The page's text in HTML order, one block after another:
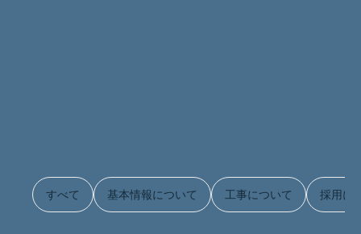
すべて 基本情報について 工事について 採用に